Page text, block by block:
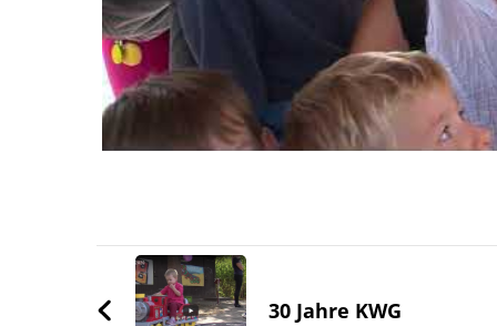
Beitragsnavigation
30 Jahre KWG